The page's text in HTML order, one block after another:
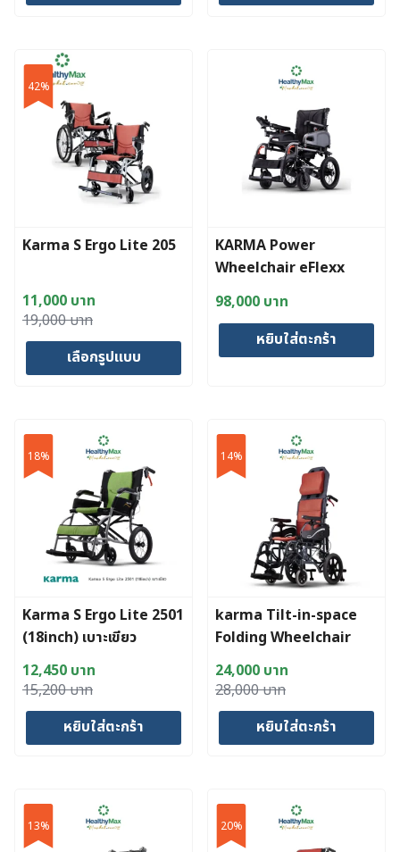
product
has
multiple
variants.
options
on
product
page
variants.
options
on
the
product
42%
Karma S Ergo Lite 205
19,000บาท
Original
price
11,000 บาท
Current
price
เลือกรูปแบบ
has
multiple
variants.
options
on
the
product
page
KARMA Power
Wheelchair eFlexx
98,000 บาท
หยิบใส่ตะกร้า
18%
Karma S Ergo Lite 2501
(18inch) เบาะเขียว
15,200บาท
Original
price
12,450 บาท
Current
price
หยิบใส่ตะกร้า
14%
karma Tilt-in-space
Folding Wheelchair
VIP515 รถเข็นปรับเอนได้
28,000บาท
Original
price
24,000 บาท
Current
price
หยิบใส่ตะกร้า
13% 20%